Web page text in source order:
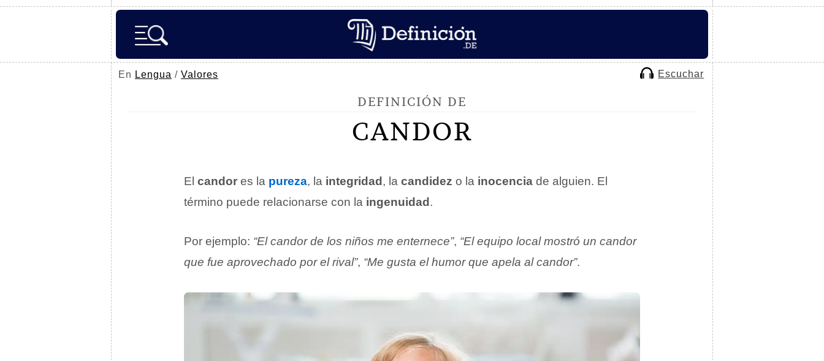
En Lengua / Valores Escuchar
DEFINICIÓN DE
CANDOR
El candor es la pureza, la integridad , la candidez o la inocencia de alguien. El
término puede relacionarse con la ingenuidad .
Por ejemplo: “El candor de los niños me enternece”, “El equipo local mostró un candor
que fue aprovechado por el rival”, “Me gusta el humor que apela al candor”.